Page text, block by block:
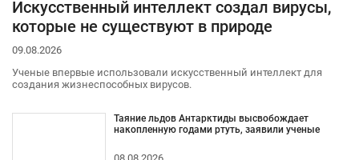
Искусственный интеллект создал вирусы,
которые не существуют в природе
09.08.2026
Ученые впервые использовали искусственный интеллект для
создания жизнеспособных вирусов.
Таяние льдов Антарктиды высвобождает
накопленную годами ртуть, заявили ученые